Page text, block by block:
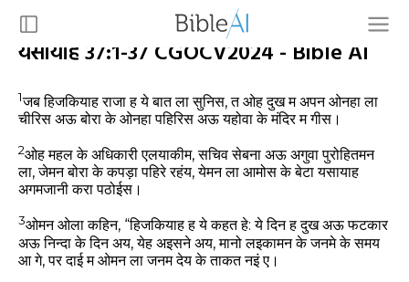
यसायाह 37:1-37 CGOCV2024 - Bible AI
1जब हिजकियाह राजा ह ये बात ला सुनिस, त ओह दुख म अपन ओनहा ला
चीरिस अऊ बोरा के ओनहा पहिरिस अऊ यहोवा के मंदिर म गीस।
2ओह महल के अधिकारी एलयाकीम, सचिव सेबना अऊ अगुवा पुरोहितमन
ला, जेमन बोरा के कपड़ा पहिरे रहंय, येमन ला आमोस के बेटा यसायाह
अगमजानी करा पठोईस।
3ओमन ओला कहिन, “हिजकियाह ह ये कहत हे: ये दिन ह दुख अऊ फटकार
अऊ निन्दा के दिन अय, येह अइसने अय, मानो लइकामन के जनमे के समय
आ गे, पर दाई म ओमन ला जनम देय के ताकत नइं ए।